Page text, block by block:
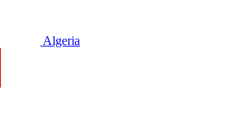
Algeria